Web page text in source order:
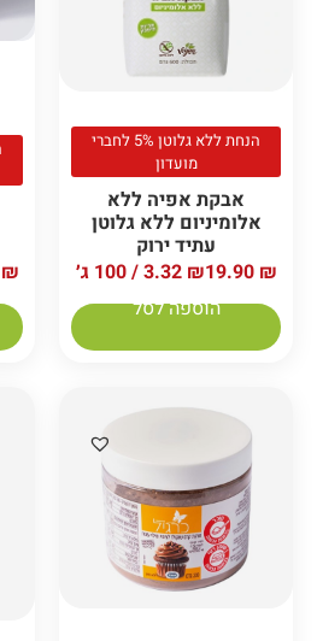
הנחת ללא גלוטן 5% לחברי
מועדון
אבקת אפיה ללא
אלומיניום ללא גלוטן
עתיד ירוק
19.90 ₪
3.32 ₪
/ 100 ג׳
הוספה לסל
₪